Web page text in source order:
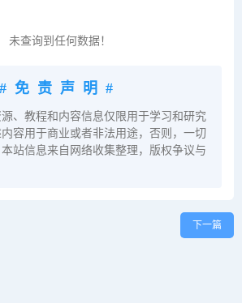
未查询到任何数据！
#免责声明#
、教程和内容信息仅限用于学习和研究
容用于商业或者非法用途，否则，一切
站信息来自网络收集整理，版权争议与
下一篇